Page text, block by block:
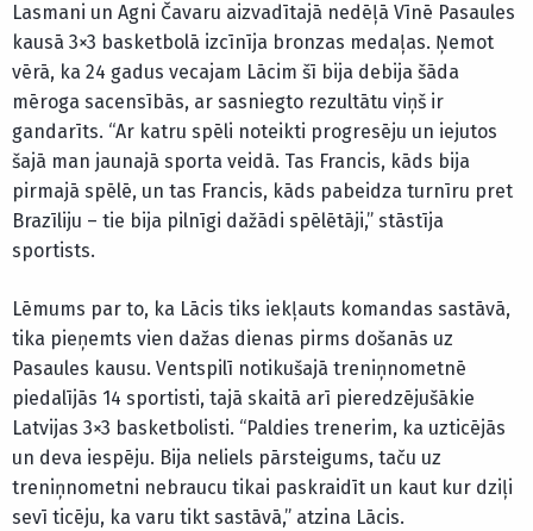
Lasmani un Agni Čavaru aizvadītajā nedēļā Vīnē Pasaules
kausā 3×3 basketbolā izcīnīja bronzas medaļas. Ņemot
vērā, ka 24 gadus vecajam Lācim šī bija debija šāda
mēroga sacensībās, ar sasniegto rezultātu viņš ir
gandarīts. “Ar katru spēli noteikti progresēju un iejutos
šajā man jaunajā sporta veidā. Tas Francis, kāds bija
pirmajā spēlē, un tas Francis, kāds pabeidza turnīru pret
Brazīliju – tie bija pilnīgi dažādi spēlētāji,” stāstīja
sportists.
Lēmums par to, ka Lācis tiks iekļauts komandas sastāvā,
tika pieņemts vien dažas dienas pirms došanās uz
Pasaules kausu. Ventspilī notikušajā treniņnometnē
piedalījās 14 sportisti, tajā skaitā arī pieredzējušākie
Latvijas 3×3 basketbolisti. “Paldies trenerim, ka uzticējās
un deva iespēju. Bija neliels pārsteigums, taču uz
treniņnometni nebraucu tikai paskraidīt un kaut kur dziļi
sevī ticēju, ka varu tikt sastāvā,” atzina Lācis.